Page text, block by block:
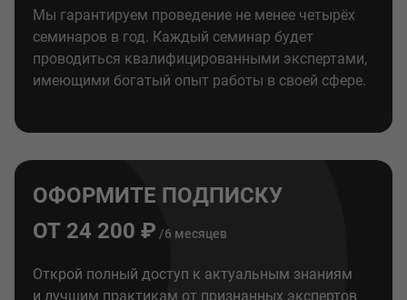
Мы гарантируем проведение не менее четырёх
семинаров в год. Каждый семинар будет
проводиться квалифицированными экспертами,
имеющими богатый опыт работы в своей сфере.
ОФОРМИТЕ ПОДПИСКУ
ОТ 24 200 ₽ /6 месяцев
Открой полный доступ к актуальным знаниям
и лучшим практикам от признанных экспертов